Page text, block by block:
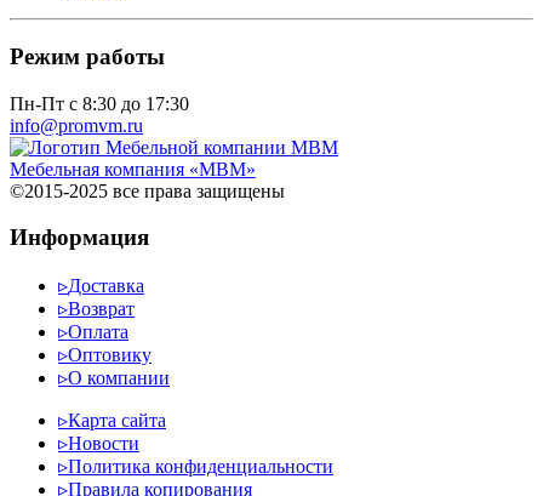
Режим работы
Пн-Пт с 8:30 до 17:30
info@promvm.ru
Мебельная компания «МВМ»
©2015-2025 все права защищены
Информация
▹Доставка
▹Возврат
▹Оплата
▹Оптовику
▹О компании
▹Карта сайта
▹Новости
▹Политика конфиденциальности
▹Правила копирования